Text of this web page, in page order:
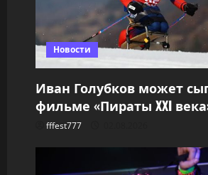
Новости
Иван Голубков может
фильме «Пираты XXI
fffest777